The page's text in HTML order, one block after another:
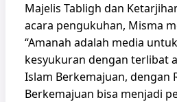
Majelis Tabligh dan
acara pengukuhan, Misma
“Amanah adalah media
kesyukuran dengan terlibat
Islam Berkemajuan, dengan
Berkemajuan bisa menjadi